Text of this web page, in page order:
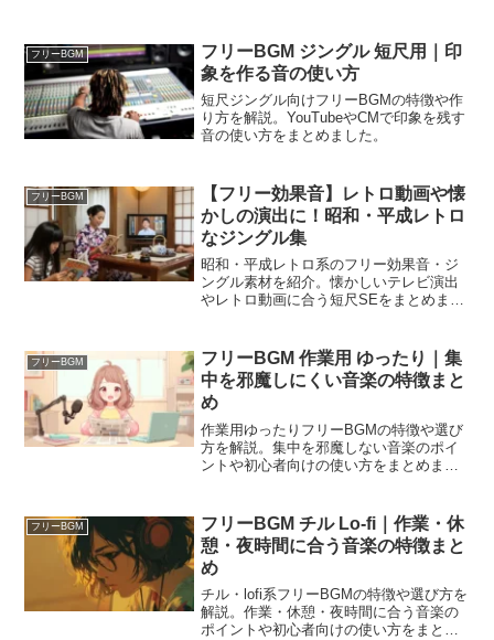
フリーBGM
フリーBGM ジングル 短尺用｜印
象を作る音の使い方
短尺ジングル向けフリーBGMの特徴や作
り方を解説。YouTubeやCMで印象を残す
音の使い方をまとめました。
フリーBGM
【フリー効果音】レトロ動画や懐
かしの演出に！昭和・平成レトロ
なジングル集
昭和・平成レトロ系のフリー効果音・ジ
ングル素材を紹介。懐かしいテレビ演出
やレトロ動画に合う短尺SEをまとめまし
フリーBGM
フリーBGM 作業用 ゆったり｜集
中を邪魔しにくい音楽の特徴まと
め
作業用ゆったりフリーBGMの特徴や選び
方を解説。集中を邪魔しない音楽のポイ
ントや初心者向けの使い方をまとめまし
フリーBGM
フリーBGM チル Lo-fi｜作業・休
憩・夜時間に合う音楽の特徴まと
め
チル・lofi系フリーBGMの特徴や選び方を
解説。作業・休憩・夜時間に合う音楽の
ポイントや初心者向けの使い方をまとめ